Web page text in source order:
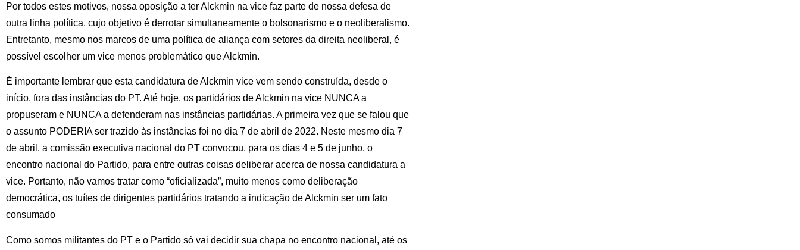
Por todos estes motivos, nossa oposição a ter Alckmin na vice faz parte de nossa defesa de
outra linha política, cujo objetivo é derrotar simultaneamente o bolsonarismo e o neoliberalismo.
Entretanto, mesmo nos marcos de uma política de aliança com setores da direita neoliberal, é
possível escolher um vice menos problemático que Alckmin.
É importante lembrar que esta candidatura de Alckmin vice vem sendo construída, desde o
início, fora das instâncias do PT. Até hoje, os partidários de Alckmin na vice NUNCA a
propuseram e NUNCA a defenderam nas instâncias partidárias. A primeira vez que se falou que
o assunto PODERIA ser trazido às instâncias foi no dia 7 de abril de 2022. Neste mesmo dia 7
de abril, a comissão executiva nacional do PT convocou, para os dias 4 e 5 de junho, o
encontro nacional do Partido, para entre outras coisas deliberar acerca de nossa candidatura a
vice. Portanto, não vamos tratar como “oficializada”, muito menos como deliberação
democrática, os tuítes de dirigentes partidários tratando a indicação de Alckmin ser um fato
consumado
Como somos militantes do PT e o Partido só vai decidir sua chapa no encontro nacional, até os